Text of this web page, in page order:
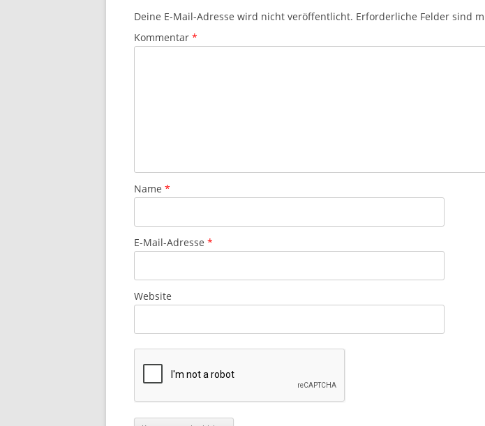
Deine E-Mail-Adresse wird nicht veröffentlicht. Erforderliche Felder sind
Kommentar *
Name *
E-Mail-Adresse *
Website